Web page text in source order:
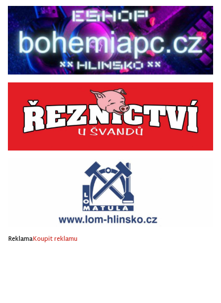
ReklamaKoupit reklamu